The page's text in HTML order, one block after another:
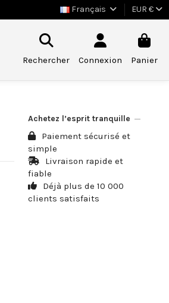
Français EUR €
Rechercher Connexion Panier
Achetez l’esprit tranquille
Paiement sécurisé et
simple
Livraison rapide et
fiable
Déjà plus de 10 000
clients satisfaits